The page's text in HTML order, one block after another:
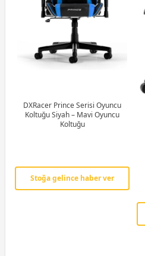
DXRacer Prince Serisi Oyuncu
Koltuğu Siyah – Mavi Oyuncu
Koltuğu
Stoğa gelince haber ver